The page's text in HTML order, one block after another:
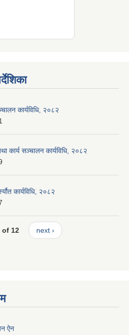
कार्यविधि, २०८२
कार्य सञ्चालन कार्यविधि, २०८२
कार्यविधि, २०८२
of 12 next ›
ऐन